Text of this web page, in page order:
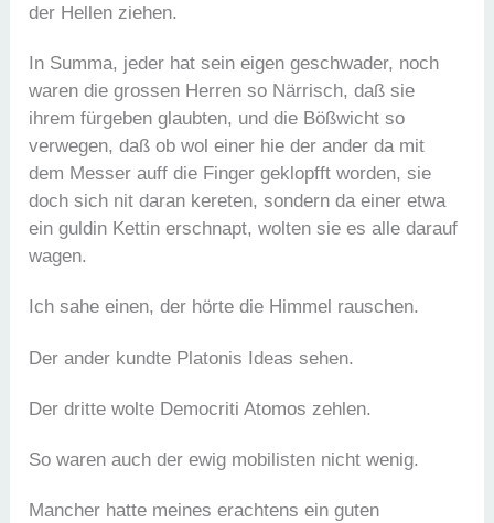
der Hellen ziehen.
In Summa, jeder hat sein eigen geschwader, noch
waren die grossen Herren so Närrisch, daß sie
ihrem fürgeben glaubten, und die Bößwicht so
verwegen, daß ob wol einer hie der ander da mit
dem Messer auff die Finger geklopfft worden, sie
doch sich nit daran kereten, sondern da einer etwa
ein guldin Kettin erschnapt, wolten sie es alle darauf
wagen.
Ich sahe einen, der hörte die Himmel rauschen.
Der ander kundte Platonis Ideas sehen.
Der dritte wolte Democriti Atomos zehlen.
So waren auch der ewig mobilisten nicht wenig.
Mancher hatte meines erachtens ein guten